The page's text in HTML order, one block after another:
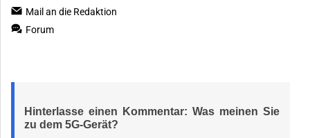
Mail an die Redaktion
Forum
Hinterlasse einen Kommentar: Was meinen Sie
zu dem 5G-Gerät?